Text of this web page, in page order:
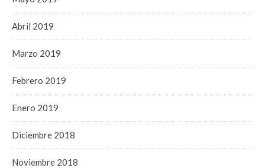
Abril 2019
Marzo 2019
Febrero 2019
Enero 2019
Diciembre 2018
Noviembre 2018